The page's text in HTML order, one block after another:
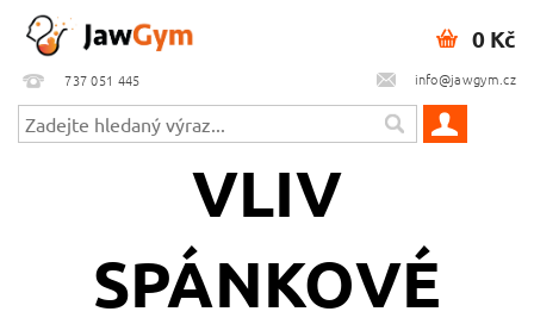
737 051 445 info@jawgym.cz
0 Kč
VLIV
SPÁNKOVÉ